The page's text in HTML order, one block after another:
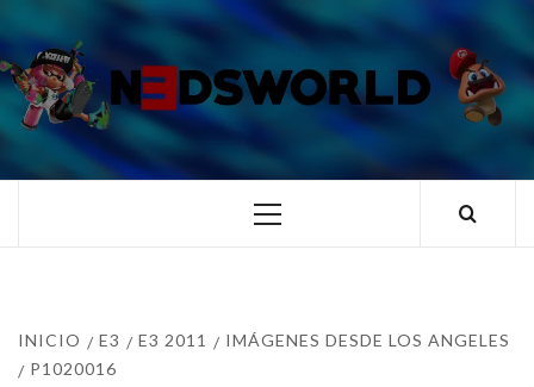
al
contenido
TUS ESPECIALISTAS EN NINTENDO
Menú
INICIO E3 E3 2011
IMÁGENES DESDE LOS ANGELES
P1020016